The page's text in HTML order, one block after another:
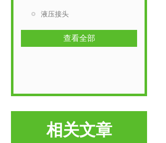
液压接头
查看全部
相关文章